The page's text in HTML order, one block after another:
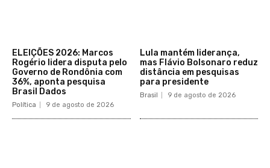
ELEIÇÕES 2026: Marcos
Rogério lidera disputa pelo
Governo de Rondônia com
36%, aponta pesquisa
Brasil Dados
Política 9 de agosto de 2026
Lula mantém liderança,
mas Flávio Bolsonaro reduz
distância em pesquisas
para presidente
Brasil 9 de agosto de 2026